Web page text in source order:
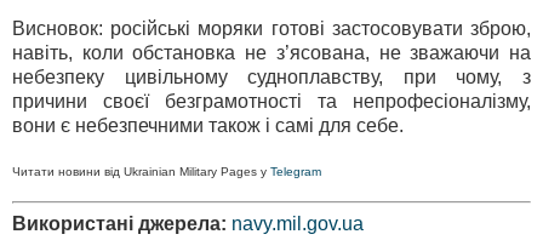
Висновок: російські моряки готові застосовувати зброю,
навіть, коли обстановка не з’ясована, не зважаючи на
небезпеку цивільному судноплавству, при чому, з
причини своєї безграмотності та непрофесіоналізму,
вони є небезпечними також і самі для себе.
Читати новини від Ukrainian Military Pages у Telegram
Використані джерела: navy.mil.gov.ua